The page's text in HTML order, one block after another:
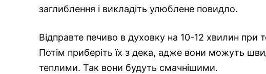
заглиблення і викладіть улюблене повидло.
Відправте печиво в духовку на 10-12 хвилин при
Потім приберіть їх з дека, адже вони можуть
теплими. Так вони будуть смачнішими.